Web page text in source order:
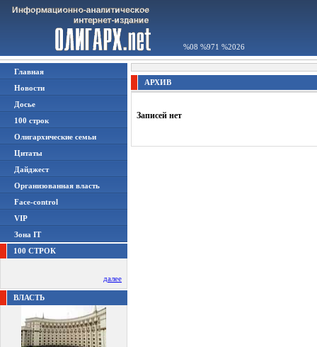
%08 %971 %2026
Главная
Новости
Досье
100 строк
Олигархические семьи
Цитаты
Дайджест
Организованная власть
Face-control
VIP
Зона IT
100 СТРОК
далее
ВЛАСТЬ
АРХИВ
Записей нет